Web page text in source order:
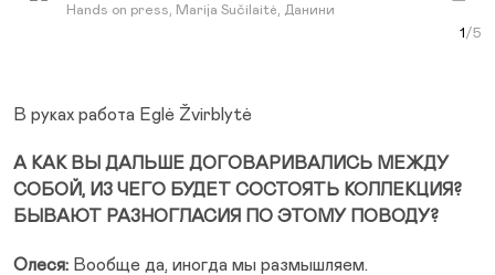
Prev Slide Next Slide
Hands on press, Marija Sučilaitė, Данини
Юля
В руках работа Eglė Žvirblytė
А КАК ВЫ ДАЛЬШЕ ДОГОВАРИВАЛИСЬ МЕЖДУ
СОБОЙ, ИЗ ЧЕГО БУДЕТ СОСТОЯТЬ КОЛЛЕКЦИЯ?
БЫВАЮТ РАЗНОГЛАСИЯ ПО ЭТОМУ ПОВОДУ?
Олеся: Вообще да, иногда мы размышляем.